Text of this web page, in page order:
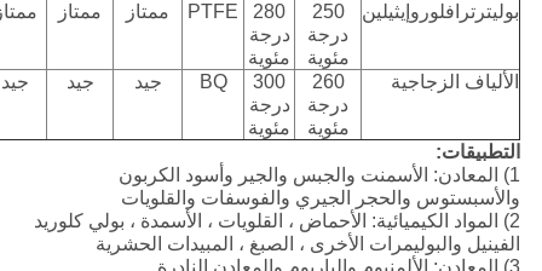
بوليترترافلوروإيثيلين
250
درجة
مئوية
280
درجة
مئوية
PTFE ممتاز ممتاز
الألياف الزجاجية
260
درجة
مئوية
300
درجة
مئوية
BQ جيد جيد جيد
التطبيقات:
1) المعادن: الأسمنت والجبس والجير وأسود الكربون
والأسبستوس والحجر الجيري والفوسفات والقلويات
2) المواد الكيميائية: الأحماض ، القلويات ، الأسمدة ، بولي كلوريد
الفينيل والبوليمرات الأخرى ، الصبغ ، المبيدات الحشرية